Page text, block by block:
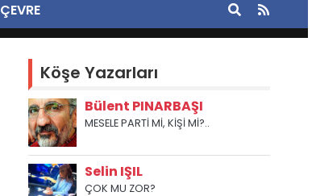
ÇEVRE
Köşe Yazarları
Bülent PINARBAŞI
MESELE PARTİ Mİ, KİŞİ Mİ?..
Selin IŞIL
ÇOK MU ZOR?